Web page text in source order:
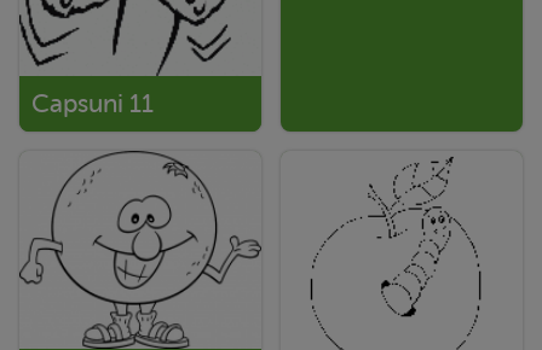
Capsuni 11